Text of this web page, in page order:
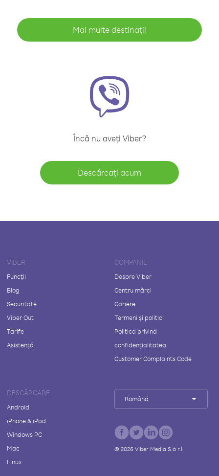
Mai multe destinații
Încă nu aveți Viber?
Descărcați acum
VIBER
Funcții
Blog
Securitate
Viber Out
Tarife
Asistență
COMPANIE
Despre Viber
Centru mărci
Cariere
Termeni și politici
Politica privind
confidențialitatea
Customer Complaints Code
DESCĂRCARE
Android
iPhone & iPad
Windows PC
Mac
Linux
Română
© 2026Viber Media S.à r.l.